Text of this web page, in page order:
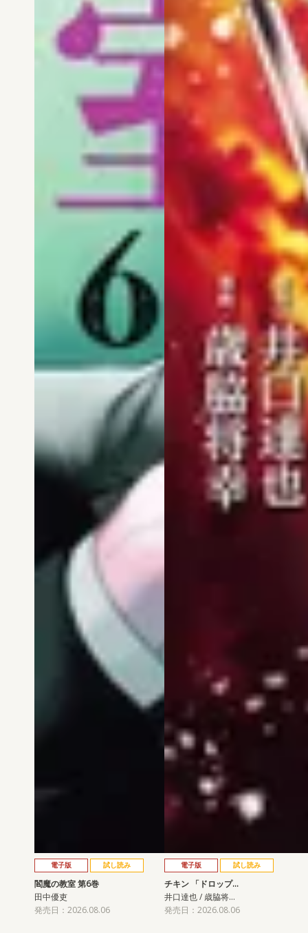
電子版 試し読み
閻魔の教室 第6巻
田中優吏
発売日：2026.08.06
電子版 試し読み
チキン 「ドロップ…
井口達也 / 歳脇将…
発売日：2026.08.06